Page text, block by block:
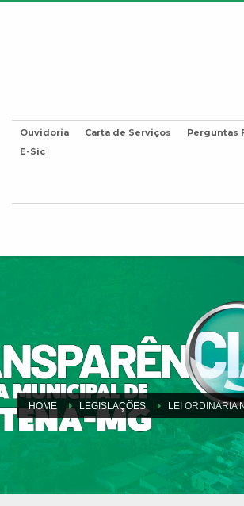
Ouvidoria Carta de Serviços
Perguntas
E-Sic
HOME LEGISLAÇÕES LEI ORDINÁRIA